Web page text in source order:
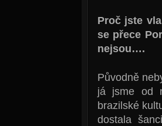
Proč jste
se přece
nejsou….
Původně
já jsme od
brazilské
dostala